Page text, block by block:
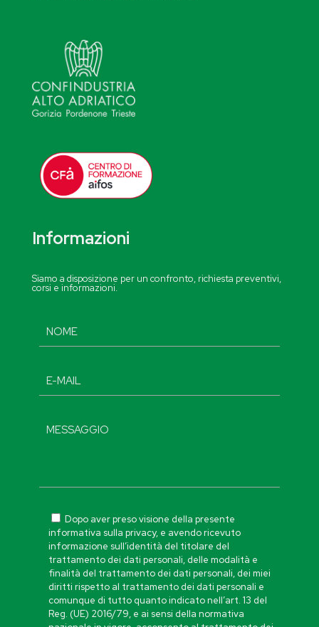
Informazioni
Siamo a disposizione per un confronto, richiesta preventivi,
corsi e informazioni.
Dopo aver preso visione della presente
informativa sulla privacy, e avendo ricevuto
informazione sull’identità del titolare del
trattamento dei dati personali, delle modalità e
finalità del trattamento dei dati personali, dei miei
diritti rispetto al trattamento dei dati personali e
comunque di tutto quanto indicato nell’art. 13 del
Reg. (UE) 2016/79, e ai sensi della normativa